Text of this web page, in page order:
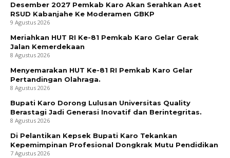
Desember 2027 Pemkab Karo Akan Serahkan Aset
RSUD Kabanjahe Ke Moderamen GBKP
9 Agustus 2026
Meriahkan HUT RI Ke-81 Pemkab Karo Gelar Gerak
Jalan Kemerdekaan
8 Agustus 2026
Menyemarakan HUT Ke-81 RI Pemkab Karo Gelar
Pertandingan Olahraga.
8 Agustus 2026
Bupati Karo Dorong Lulusan Universitas Quality
Berastagi Jadi Generasi Inovatif dan Berintegritas.
8 Agustus 2026
Di Pelantikan Kepsek Bupati Karo Tekankan
Kepemimpinan Profesional Dongkrak Mutu Pendidikan
7 Agustus 2026